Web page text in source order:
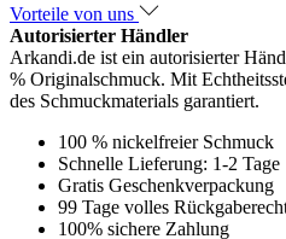
Vorteile von uns
Autorisierter Händler
Arkandi.de ist ein autorisierter
% Originalschmuck. Mit
des Schmuckmaterials garantiert.
100 % nickelfreier Schmuck
Schnelle Lieferung: 1-2 Tage
Gratis Geschenkverpackung
99 Tage volles
100% sichere Zahlung